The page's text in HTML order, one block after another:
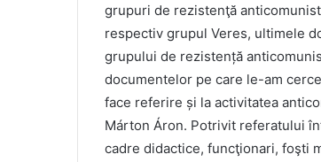
grupuri de rezistenţă
respectiv grupul Veres, ultimele
grupului de rezistență
documentelor pe care le-am
face referire și la activitatea
Márton Áron. Potrivit referatului
cadre didactice, funcţionari, foşti